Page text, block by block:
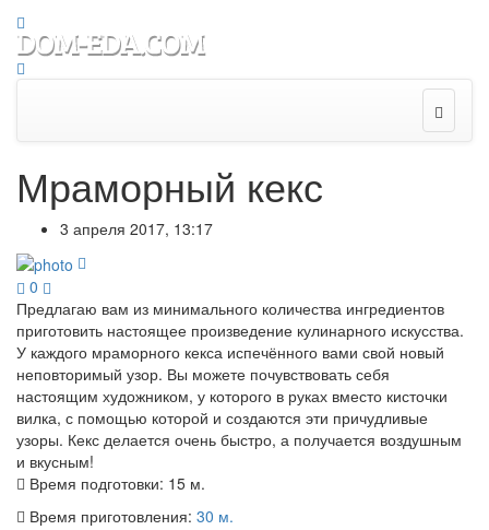
Мраморный кекс
3 апреля 2017, 13:17
0
Предлагаю вам из минимального количества ингредиентов
приготовить настоящее произведение кулинарного искусства.
У каждого мраморного кекса испечённого вами свой новый
неповторимый узор. Вы можете почувствовать себя
настоящим художником, у которого в руках вместо кисточки
вилка, с помощью которой и создаются эти причудливые
узоры. Кекс делается очень быстро, а получается воздушным
и вкусным!
Время подготовки: 15 м.
Время приготовления: 30 м.